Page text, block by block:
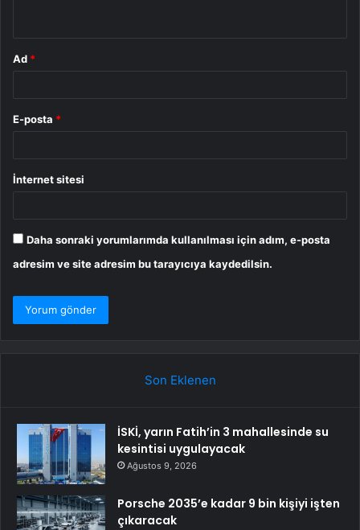
Ad *
E-posta *
İnternet sitesi
Daha sonraki yorumlarımda kullanılması için adım, e-posta
adresim ve site adresim bu tarayıcıya kaydedilsin.
Son Eklenen
İSKİ, yarın Fatih’in 3 mahallesinde su
kesintisi uygulayacak
Ağustos 9, 2026
Porsche 2035’e kadar 9 bin kişiyi işten
çıkaracak